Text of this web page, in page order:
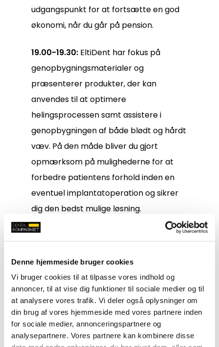
Denne hjemmeside bruger cookies
Vi bruger cookies til at tilpasse vores indhold og
annoncer, til at vise dig funktioner til sociale medier og til
at analysere vores trafik. Vi deler også oplysninger om
din brug af vores hjemmeside med vores partnere inden
for sociale medier, annonceringspartnere og
analysepartnere. Vores partnere kan kombinere disse
udgangspunkt for at fortsætte en god
økonomi, når du går på pension.
19.00-19.30: EltiDent har fokus på
genopbygningsmaterialer og
præsenterer produkter, der kan
anvendes til at optimere
helingsprocessen samt assistere i
genopbygningen af både blødt og hårdt
væv. På den måde bliver du gjort
opmærksom på mulighederne for at
forbedre patientens forhold inden en
eventuel implantatoperation og sikrer
dig den bedst mulige løsning.
Ydermere får du også information om
produkter, der kan garantere, at dit
19.30-20.00:Dental Kompagniet
informerer om de produkter og servicer,
som de tilbyder tandklinikker i hele